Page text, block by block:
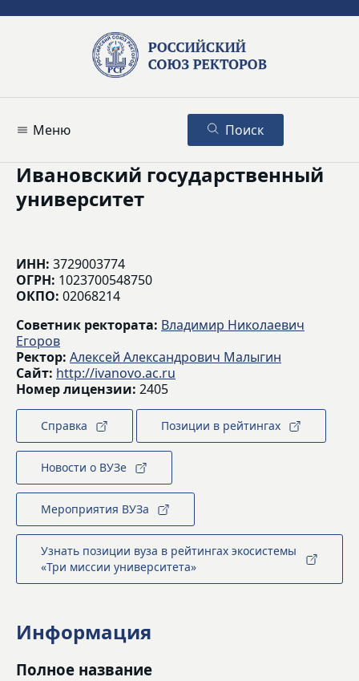
Меню Поиск
Ивановский государственный
университет
ИНН: 3729003774
ОГРН: 1023700548750
ОКПО: 02068214
Советник ректората: Владимир Николаевич
Егоров
Ректор: Алексей Александрович Малыгин
Сайт: http://ivanovo.ac.ru
Номер лицензии: 2405
Справка Позиции в рейтингах
Новости о ВУЗе
Мероприятия ВУЗа
Узнать позиции вуза в рейтингах экосистемы
«Три миссии университета»
Информация
Полное название